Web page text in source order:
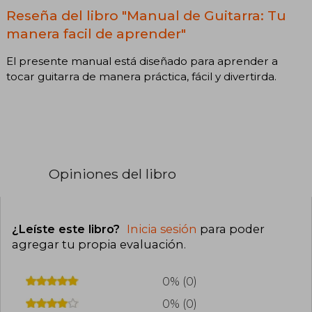
Reseña del libro "Manual de Guitarra: Tu
manera facil de aprender"
El presente manual está diseñado para aprender a
tocar guitarra de manera práctica, fácil y divertirda.
Opiniones del libro
¿Leíste este libro? Inicia sesión para poder
agregar tu propia evaluación.
0% (0)
0% (0)